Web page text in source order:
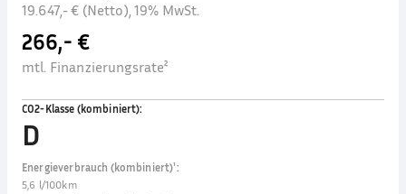
19.647,- € (Netto), 19% MwSt.
266,- €
mtl. Finanzierungsrate²
CO2-Klasse (kombiniert):
D
Energieverbrauch (kombiniert)¹:
5,6 l/100km